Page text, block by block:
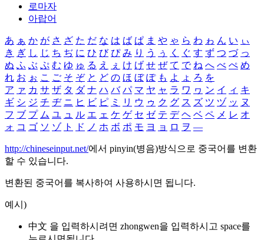
로마자
아랍어
あ ぁ か が さ ざ た だ な は ば ぱ ま や ゃ ら わ ゎ ん い ぃ
き ぎ し じ ち ぢ に ひ び ぴ み り う ぅ く ぐ す ず つ づ っ
ぬ ふ ぶ ぷ む ゆ ゅ る え ぇ け げ せ ぜ て で ね へ べ ぺ め
れ お ぉ こ ご そ ぞ と ど の ほ ぼ ぽ も よ ょ ろ を
ア ァ カ サ ザ タ ダ ナ ハ バ パ マ ヤ ャ ラ ワ ヮ ン イ ィ キ
ギ シ ジ チ ヂ ニ ヒ ビ ピ ミ リ ウ ゥ ク グ ス ズ ツ ヅ ッ ヌ
フ ブ プ ム ユ ュ ル エ ェ ケ ゲ セ ゼ テ デ ヘ ベ ペ メ レ オ
ォ コ ゴ ソ ゾ ト ド ノ ホ ボ ポ モ ヨ ョ ロ ヲ ―
http://chineseinput.net/에서 pinyin(병음)방식으로 중국어를 변환
할 수 있습니다.
변환된 중국어를 복사하여 사용하시면 됩니다.
예시)
中文 을 입력하시려면 zhongwen을 입력하시고 space를